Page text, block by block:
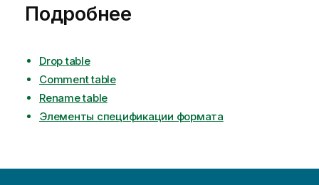
Подробнее
Drop table
Comment table
Rename table
Элементы спецификации формата